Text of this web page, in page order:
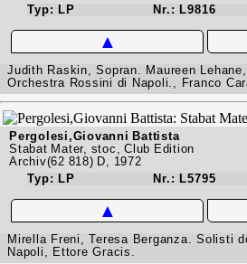
Typ: LP
Nr.: L9816
▲
Judith Raskin, Sopran. Maureen
Orchestra Rossini di Napoli., Franco
Pergolesi,Giovanni Battista
Stabat Mater, stoc, Club Edition
Archiv(62 818) D, 1972
Typ: LP
Nr.: L5795
▲
Mirella Freni, Teresa Berganza. Solisti
Napoli, Ettore Gracis.